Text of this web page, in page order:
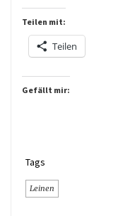
Teilen mit:
Teilen
Gefällt mir:
Tags
Leinen